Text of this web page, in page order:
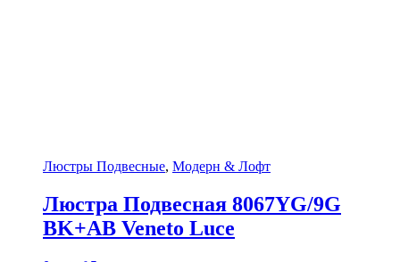
Люстры Подвесные, Модерн & Лофт
Люстра Подвесная 8067YG/9G
BK+AB Veneto Luce